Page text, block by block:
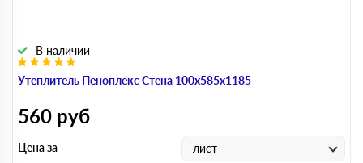
Утеплитель Пеноплекс Стена 100х585х1185
В наличии
560 руб
Цена за лист